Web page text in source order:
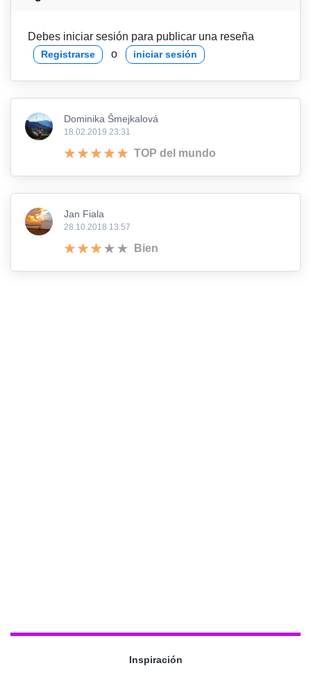
Debes iniciar sesión para publicar una reseña
Registrarse o iniciar sesión
Dominika Šmejkalová
18.02.2019 23:31
TOP del mundo
Jan Fiala
28.10.2018 13:57
Bien
Inspiración